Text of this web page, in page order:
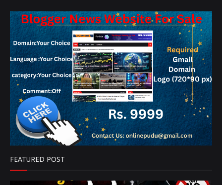
FEATURED POST